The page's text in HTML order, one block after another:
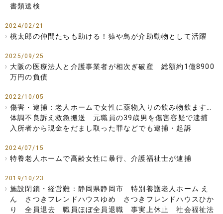
書類送検
2024/02/21
桃太郎の仲間たちも助ける！猿や鳥が介助動物として活躍
2025/09/25
大阪の医療法人と介護事業者が相次ぎ破産 総額約1億8900
万円の負債
2022/10/05
傷害・逮捕：老人ホームで女性に薬物入りの飲み物飲ます…
体調不良訴え救急搬送 元職員の39歳男を傷害容疑で逮捕
入所者から現金をだまし取った罪などでも逮捕・起訴
2024/07/15
特養老人ホームで高齢女性に暴行、介護福祉士が逮捕
2019/10/23
施設閉鎖・経営難：静岡県静岡市 特別養護老人ホーム え
ん さつきフレンドハウスゆめ さつきフレンドハウスひか
り 全員退去 職員ほぼ全員退職 事実上休止 社会福祉法